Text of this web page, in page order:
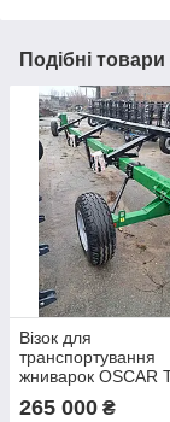
Подібні товари
Візок для
транспортування
жниварок OSCAR
7
265 000 ₴